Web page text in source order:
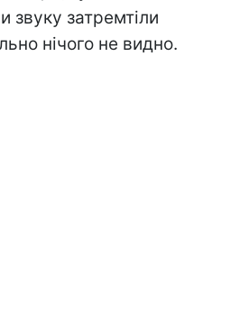
звуку затремтіли
нічого не видно.